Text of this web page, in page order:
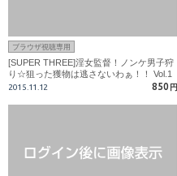
ブラウザ視聴専用
[SUPER THREE]淫女監督！ノンケ男子狩
り☆狙った獲物は逃さないわぁ！！ Vol.1
・・SCENE 5
2015.11.12 850 円